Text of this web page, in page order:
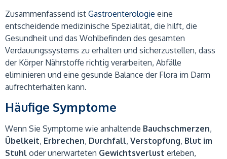
Zusammenfassend ist Gastroenterologie eine
entscheidende medizinische Spezialität, die hilft, die
Gesundheit und das Wohlbefinden des gesamten
Verdauungssystems zu erhalten und sicherzustellen, dass
der Körper Nährstoffe richtig verarbeiten, Abfälle
eliminieren und eine gesunde Balance der Flora im Darm
aufrechterhalten kann.
Häufige Symptome
Wenn Sie Symptome wie anhaltende Bauchschmerzen,
Übelkeit, Erbrechen, Durchfall, Verstopfung, Blut im
Stuhl oder unerwarteten Gewichtsverlust erleben,